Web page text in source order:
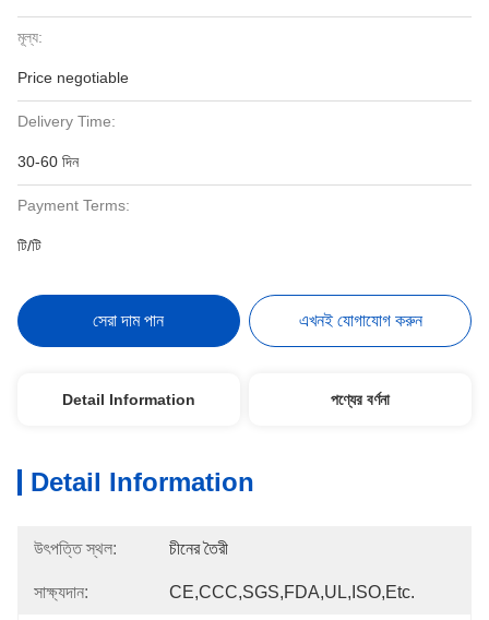
মূল্য:
Price negotiable
Delivery Time:
30-60 দিন
Payment Terms:
টি/টি
সেরা দাম পান এখনই যোগাযোগ করুন
Detail Information পণ্যের বর্ণনা
Detail Information
উৎপত্তি স্থল: চীনের তৈরী
সাক্ষ্যদান: CE,CCC,SGS,FDA,UL,ISO,etc.